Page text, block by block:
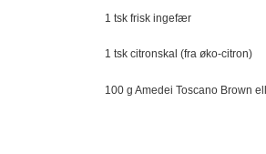
1 tsk frisk ingefær
1 tsk citronskal (fra øko-citron)
100 g Amedei Toscano Brown